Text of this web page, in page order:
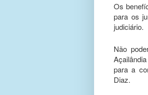
Os
para os
judiciário.
Não
para a
Diaz.